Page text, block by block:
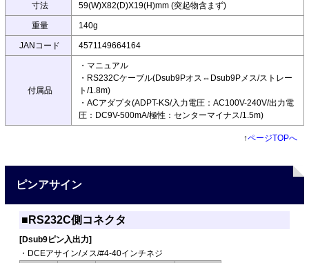
寸法 59(W)X82(D)X19(H)mm (突起物含まず)
重量 140g
JANコード 4571149664164
付属品
・マニュアル
・RS232Cケーブル(Dsub9Pオス⇔Dsub9Pメス/ストレー
ト/1.8m)
・ACアダプタ(ADPT-KS/入力電圧：AC100V-240V/出力電
圧：DC9V-500mA/極性：センターマイナス/1.5m)
↑ページTOPへ
ピンアサイン
■RS232C側コネクタ
[Dsub9ピン入出力]
・DCEアサイン/メス/#4-40インチネジ